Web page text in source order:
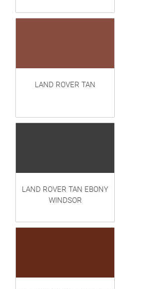
LAND ROVER TAN
LAND ROVER TAN EBONY
WINDSOR